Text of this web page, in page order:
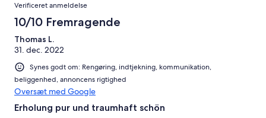
Verificeret anmeldelse
10/10 Fremragende
Thomas L.
31. dec. 2022
Synes godt om: Rengøring, indtjekning, kommunikation,
beliggenhed, annoncens rigtighed
Oversæt med Google
Erholung pur und traumhaft schön